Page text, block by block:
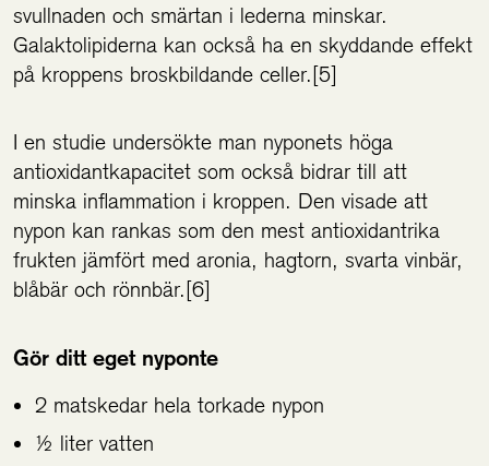
svullnaden och smärtan i lederna minskar.
Galaktolipiderna kan också ha en skyddande effekt
på kroppens broskbildande celler.[5]
I en studie undersökte man nyponets höga
antioxidantkapacitet som också bidrar till att
minska inflammation i kroppen. Den visade att
nypon kan rankas som den mest antioxidantrika
frukten jämfört med aronia, hagtorn, svarta vinbär,
blåbär och rönnbär.[6]
Gör ditt eget nyponte
2 matskedar hela torkade nypon
½ liter vatten